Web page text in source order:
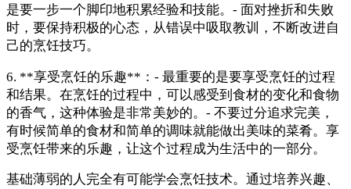
是要一步一个脚印地积累经验和技能。- 面对挫折和失败
时，要保持积极的心态，从错误中吸取教训，不断改进自
己的烹饪技巧。
6. **享受烹饪的乐趣**：- 最重要的是要享受烹饪的过程
和结果。在烹饪的过程中，可以感受到食材的变化和食物
的香气，这种体验是非常美妙的。- 不要过分追求完美，
有时候简单的食材和简单的调味就能做出美味的菜肴。享
受烹饪带来的乐趣，让这个过程成为生活中的一部分。
基础薄弱的人完全有可能学会烹饪技术。通过培养兴趣、